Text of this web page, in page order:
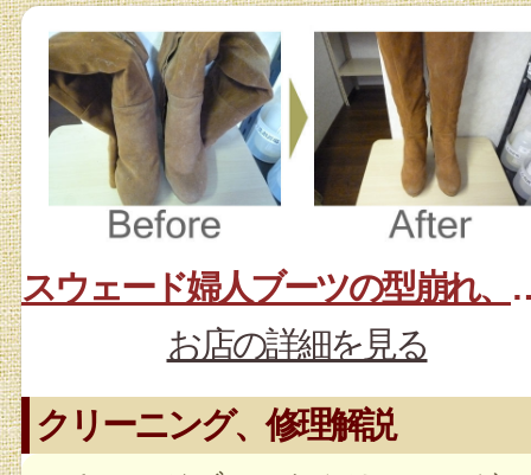
スウェード婦
お店の詳細を見る
クリーニング、修理解説